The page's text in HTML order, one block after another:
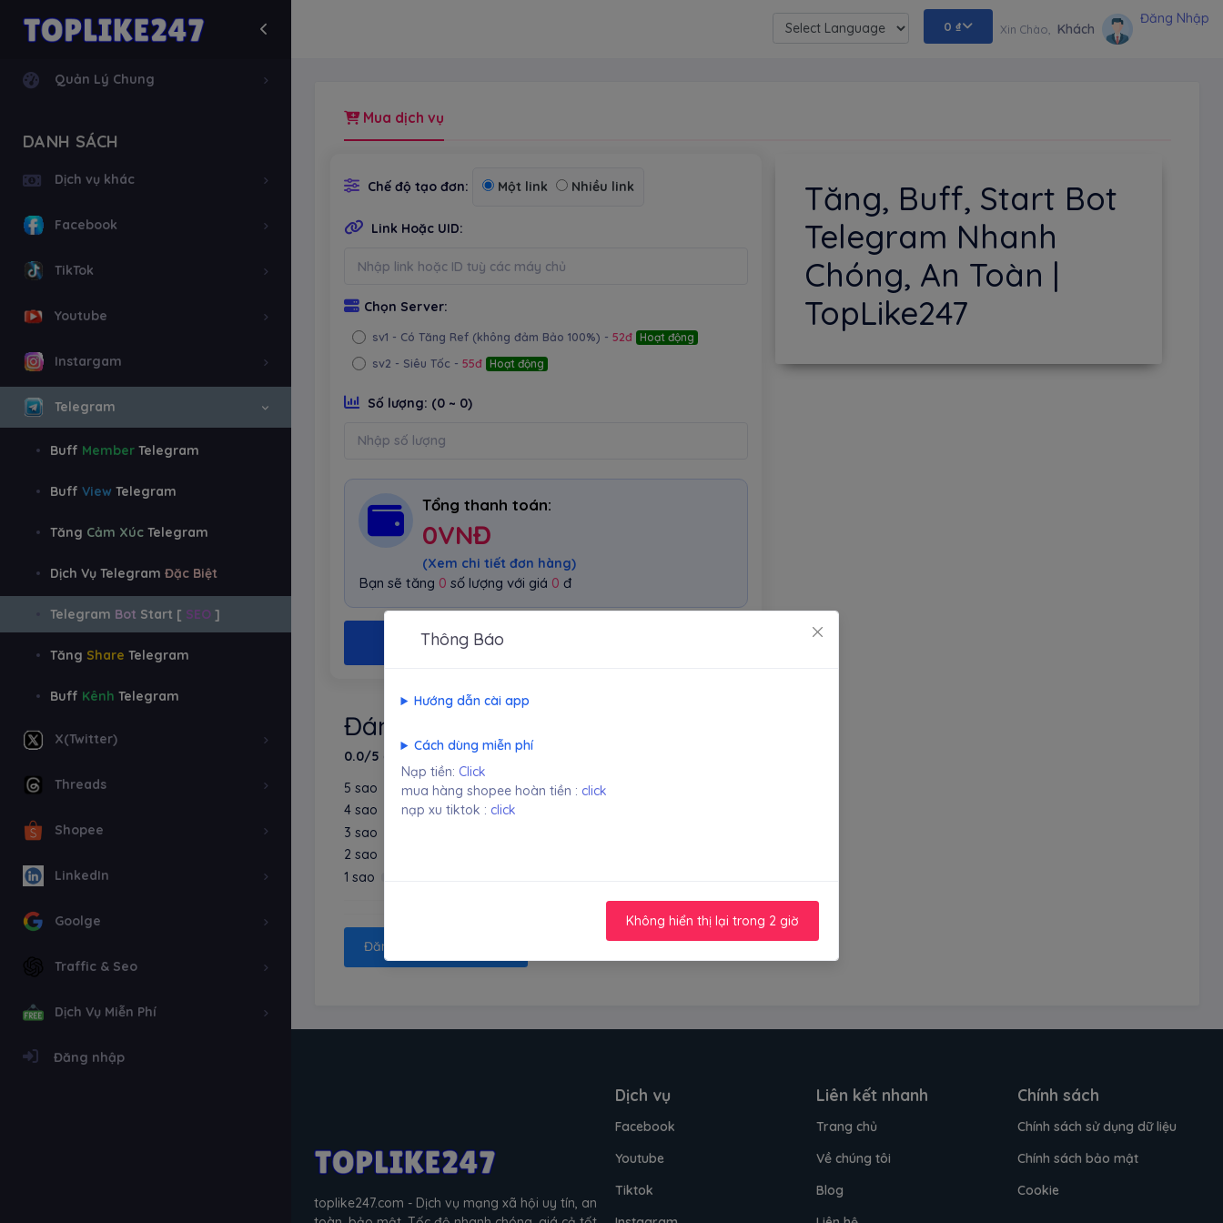
Quản Lý Chung
DANH SÁCH
Dịch vụ khác
Facebook
TikTok
Youtube
Instargam
Telegram
Buff Member Telegram
Buff View Telegram
Tăng Cảm Xúc Telegram
Dịch Vụ Telegram Đặc Biệt
Telegram Bot Start [ SEO ]
Tăng Share Telegram
Buff Kênh Telegram
X(Twitter)
Threads
Shopee
LinkedIn
Goolge
Traffic & Seo
Dịch Vụ Miễn Phí
Đăng nhập
Powered by
0 ₫ Xin Chào, Khách
Đăng Nhập
Mua dịch vụ
Chế độ tạo đơn: Một link Nhiều link
Link Hoặc UID:
Chọn Server:
sv1 - Có Tăng Ref (không đảm Bảo 100%) - 52đ Hoạt động
sv2 - Siêu Tốc - 55đ Hoạt động
Số lượng: (0 ~ 0)
Tổng thanh toán:
0VNĐ
(Xem chi tiết đơn hàng)
Bạn sẽ tăng 0 số lượng với giá 0 đ
TẠO ĐƠN HÀNG
Đánh giá
0.0/5 (0 lượt đánh giá)
5 sao
4 sao
3 sao
2 sao
1 sao
Đăng nhập để đánh giá
Tăng, Buff, Start Bot
Telegram Nhanh
Chóng, An Toàn |
TopLike247
toplike247.com - Dịch vụ mạng xã hội uy tín, an
Dịch vụ
Facebook
Youtube
Tiktok
Liên kết nhanh
Trang chủ
Về chúng tôi
Blog
Chính sách
Chính sách sử dụng dữ liệu
Chính sách bảo mật
Cookie
Thông Báo
Hướng dẫn cài app
Cách dùng miễn phí
Nạp tiền: Click
mua hàng shopee hoàn tiền : click
nạp xu tiktok : click
Không hiển thị lại trong 2 giờ